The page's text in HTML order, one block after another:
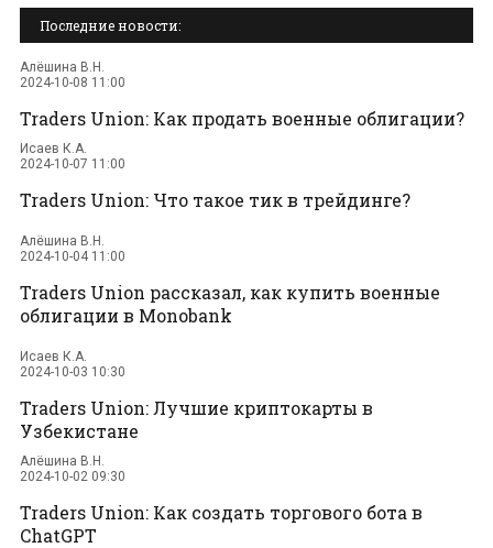
Последние новости:
Алёшина В.Н.
2024-10-08 11:00
Traders Union: Как продать военные облигации?
Исаев К.А.
2024-10-07 11:00
Traders Union: Что такое тик в трейдинге?
Алёшина В.Н.
2024-10-04 11:00
Traders Union рассказал, как купить военные
облигации в Monobank
Исаев К.А.
2024-10-03 10:30
Traders Union: Лучшие криптокарты в
Узбекистане
Алёшина В.Н.
2024-10-02 09:30
Traders Union: Как создать торгового бота в
ChatGPT